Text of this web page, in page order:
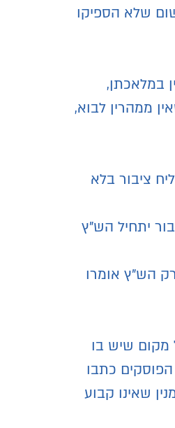
שלא הספיקו
במלאכתן,
ממהרין לבוא,
ציבור בלא
יתחיל הש"ץ
הש"ץ אומרו
מקום שיש בו
כתבו
שאינו קבוע